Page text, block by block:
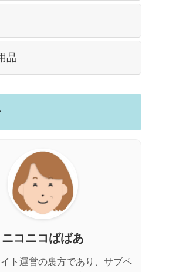
品
ニコニコばばあ
ト運営の裏方であり、サブペ